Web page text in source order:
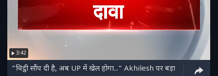
3:42
"चिट्ठी सौंप दी है, अब UP में खेल होगा..." Akhilesh पर बड़ा